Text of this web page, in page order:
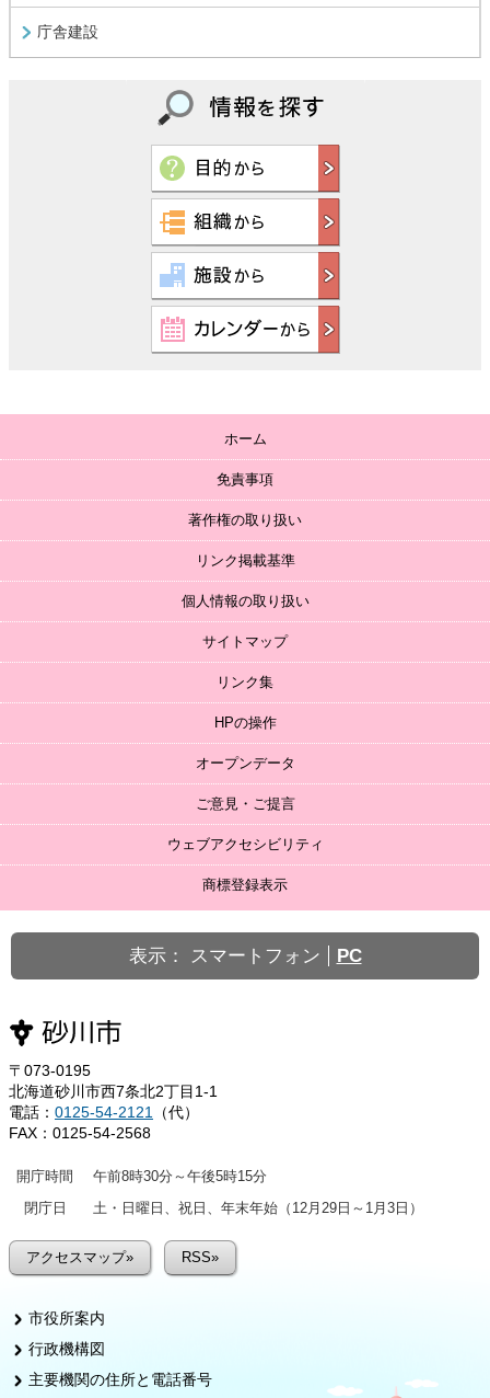
庁舎建設
ホーム
免責事項
著作権の取り扱い
リンク掲載基準
個人情報の取り扱い
サイトマップ
リンク集
HPの操作
オープンデータ
ご意見・ご提言
ウェブアクセシビリティ
商標登録表示
表示： スマートフォン PC
〒073-0195
北海道砂川市西7条北2丁目1-1
電話： 0125-54-2121
（代）
FAX：0125-54-2568
開庁時間
午前8時30分～午後5時15分
閉庁日
土・日曜日、祝日、年末年始（12月29日～1月3日）
アクセスマップ» RSS»
市役所案内
行政機構図
主要機関の住所と電話番号